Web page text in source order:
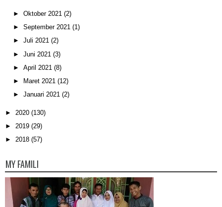
► Oktober 2021 (2)
► September 2021 (1)
► Juli 2021 (2)
► Juni 2021 (3)
► April 2021 (8)
►
Maret 2021 (12)
► Januari 2021 (2)
► 2020 (130)
► 2019 (29)
► 2018 (57)
MY FAMILI